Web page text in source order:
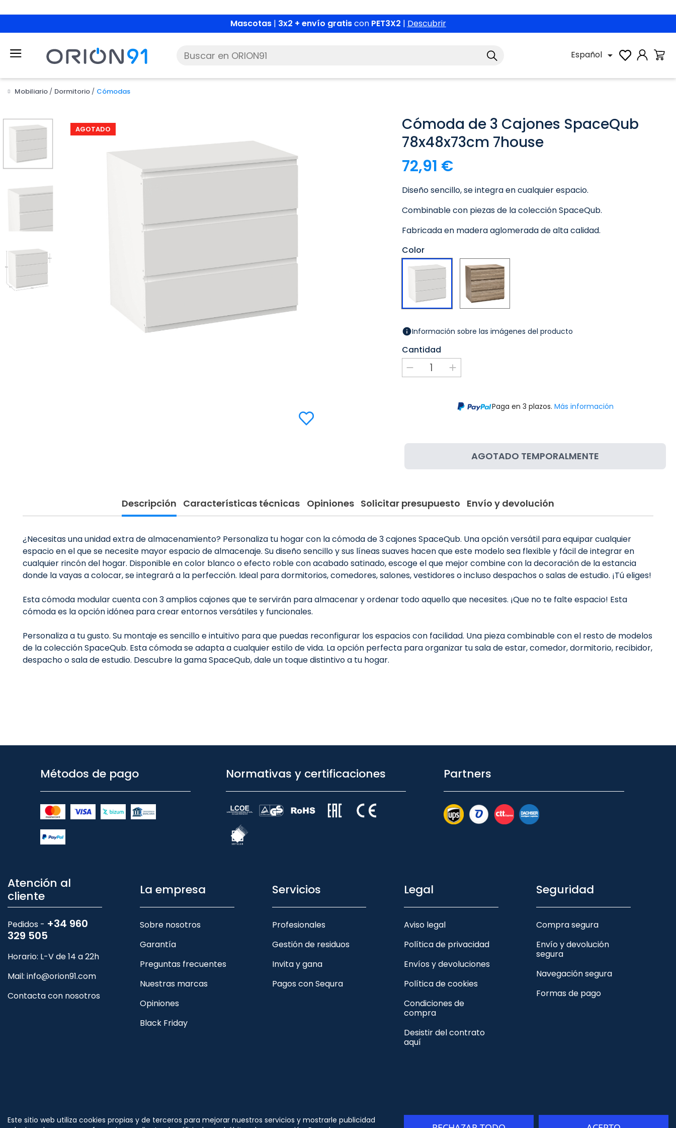
Mascotas| 3x2 + envío gratiscon PET3X2 | Descubrir
Español 
Mobiliario Dormitorio Cómodas
AGOTADO
Cómoda de 3 Cajones SpaceQub
78x48x73cm 7house
72,91 €
Diseño sencillo, se integra en cualquier espacio.
Combinable con piezas de la colección SpaceQub.
Fabricada en madera aglomerada de alta calidad.
Color
Blanco Efecto
Información sobre las imágenes del producto
Cantidad
Paga en 3 plazos. Más información
AGOTADO TEMPORALMENTE
Descripción Características técnicas Opiniones Solicitar presupuesto Envío y devolución
¿Necesitas una unidad extra de almacenamiento? Personaliza tu hogar con la cómoda de 3 cajones SpaceQub. Una opción versátil para equipar cualquier
espacio en el que se necesite mayor espacio de almacenaje. Su diseño sencillo y sus líneas suaves hacen que este modelo sea flexible y fácil de integrar en
cualquier rincón del hogar. Disponible en color blanco o efecto roble con acabado satinado, escoge el que mejor combine con la decoración de la estancia
donde la vayas a colocar, se integrará a la perfección. Ideal para dormitorios, comedores, salones, vestidores o incluso despachos o salas de estudio. ¡Tú eliges!
Esta cómoda modular cuenta con 3 amplios cajones que te servirán para almacenar y ordenar todo aquello que necesites. ¡Que no te falte espacio! Esta
cómoda es la opción idónea para crear entornos versátiles y funcionales.
Personaliza a tu gusto. Su montaje es sencillo e intuitivo para que puedas reconfigurar los espacios con facilidad. Una pieza combinable con el resto de modelos
de la colección SpaceQub. Esta cómoda se adapta a cualquier estilo de vida. La opción perfecta para organizar tu sala de estar, comedor, dormitorio, recibidor,
despacho o sala de estudio. Descubre la gama SpaceQub, dale un toque distintivo a tu hogar.
Métodos de pago Normativas y certificaciones Partners
Atención al
cliente
Pedidos - +34 960
329 505
Horario: L-V de 14 a 22h
Mail: info@orion91.com
Contacta con nosotros
La empresa
Sobre nosotros
Garantía
Preguntas frecuentes
Nuestras marcas
Opiniones
Black Friday
Servicios
Profesionales
Gestión de residuos
Invita y gana
Pagos con Sequra
Legal
Aviso legal
Política de privacidad
Envíos y devoluciones
Política de cookies
Condiciones de
compra
Desistir del contrato
aquí
Seguridad
Compra segura
Envío y devolución
segura
Navegación segura
Formas de pago
Este sitio web utiliza cookies propias y de terceros para mejorar nuestros servicios y mostrarle publicidad
Síguenos
© Copyright - ORION91 - CIF B10982650- Todos los